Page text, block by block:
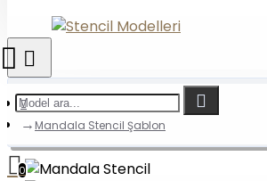
0
Mandala Stencil Şablon